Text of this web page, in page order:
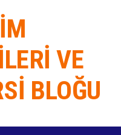
VE
BLOĞU